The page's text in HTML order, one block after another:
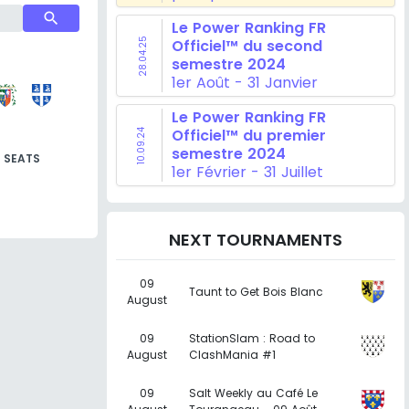
search
SEATS
28.04.25
Le Power Ranking FR
Officiel™ du second
semestre 2024
1er Août - 31 Janvier
10.09.24
Le Power Ranking FR
Officiel™ du premier
semestre 2024
1er Février - 31 Juillet
NEXT TOURNAMENTS
09
August
Taunt to Get Bois Blanc
09
August
StationSlam : Road to
ClashMania #1
09
Salt Weekly au Café Le